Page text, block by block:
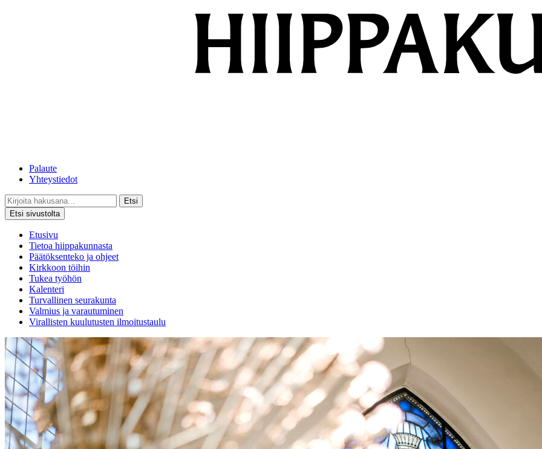
Palaute
Yhteystiedot
Etsi
Etsi sivustolta
Etusivu
Tietoa hiippakunnasta
Päätöksenteko ja ohjeet
Kirkkoon töihin
Tukea työhön
Kalenteri
Turvallinen seurakunta
Valmius ja varautuminen
Virallisten kuulutusten ilmoitustaulu